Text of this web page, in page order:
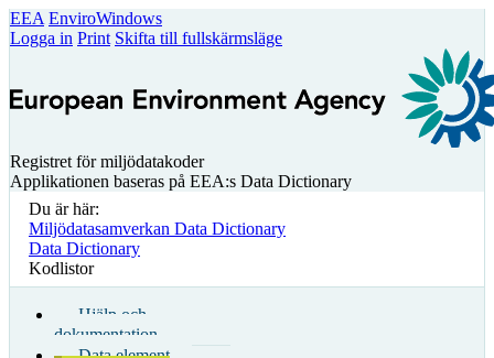
EEA EnviroWindows
Logga in Print Skifta till fullskärmsläge
Registret för miljödatakoder
Applikationen baseras på EEA:s Data Dictionary
Du är här:
Miljödatasamverkan Data Dictionary
Data Dictionary
Kodlistor
Hjälp och
dokumentation